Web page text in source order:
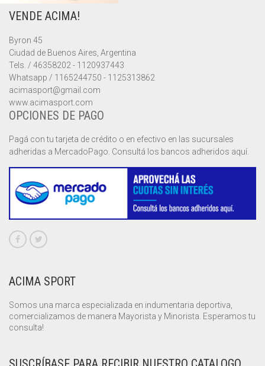
PANTALONES
REMERAS
MANGA CORTA
SIN MANGAS
SHORTS
SHORT DEPORTIVO
SHORT POLLERA
PANTALONES
REMERAS
SHORTS
CHALECOS
MUSCULOSAS
PANTALONES
SHORTS
VENDE ACIMA!
Byron 45
Ciudad de Buenos Aires, Argentina
Tels. / 46358202 - 1120937443
Whatsapp / 1165244750 - 1125313862
acimasport@gmail.com
www.acimasport.com
OPCIONES DE PAGO
Pagá con tu tarjeta de crédito o en efectivo en las sucursales
adheridas a MercadoPago. Consultá los bancos adheridos aquí.
ACIMA SPORT
Somos una marca especializada en indumentaria deportiva,
comercializamos de manera Mayorista y Minorista. Esperamos tu
consulta!